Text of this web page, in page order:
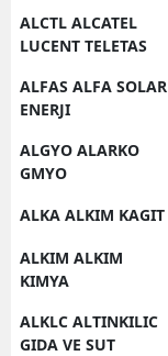
ALCTL ALCATEL
LUCENT TELETAS
ALFAS ALFA SOLAR
ENERJI
ALGYO ALARKO
GMYO
ALKA ALKIM KAGIT
ALKIM ALKIM
KIMYA
ALKLC ALTINKILIC
GIDA VE SUT